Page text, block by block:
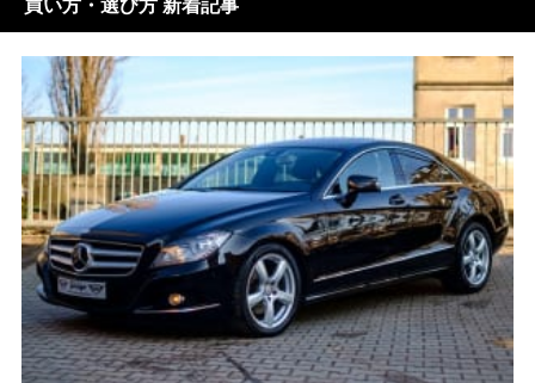
買い方・選び方 新着記事